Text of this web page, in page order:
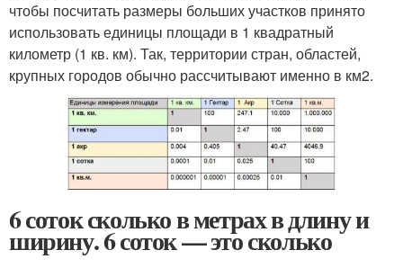
чтобы посчитать размеры больших участков принято
использовать единицы площади в 1 квадратный
километр (1 кв. км). Так, территории стран, областей,
крупных городов обычно рассчитывают именно в км2.
6 соток сколько в метрах в длину и
ширину. 6 соток — это сколько